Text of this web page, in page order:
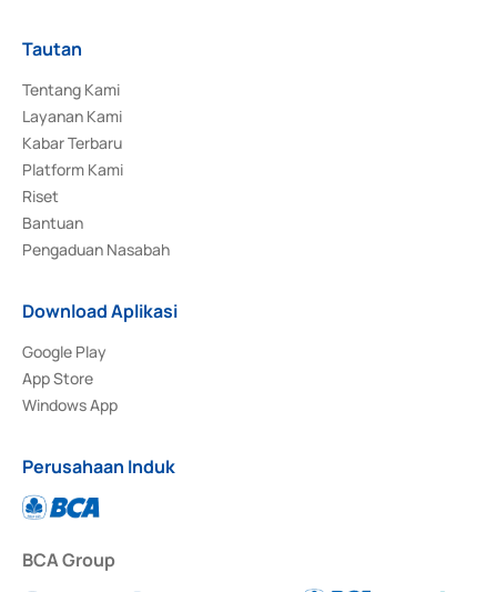
Tautan
Tentang Kami
Layanan Kami
Kabar Terbaru
Platform Kami
Riset
Bantuan
Pengaduan Nasabah
Download Aplikasi
Google Play
App Store
Windows App
Perusahaan Induk
BCA Group